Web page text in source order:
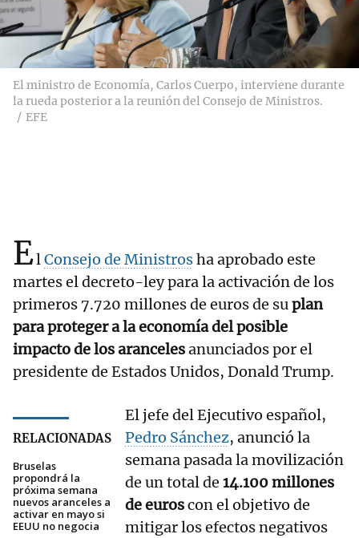
El ministro de Economía, Carlos Cuerpo, interviene durante
la rueda posterior a la reunión del Consejo de Ministros.
EFE
ElConsejo de Ministrosha aprobado este
martes el decreto-ley para la activación de los
primeros 7.720 millones de euros de suplan
para proteger a la economía del posible
impacto de los arancelesanunciados por el
presidente de Estados Unidos, Donald Trump.
RELACIONADAS
Bruselas
propondrá la
próxima semana
nuevos aranceles a
activar en mayo si
EEUU no negocia
El jefe del Ejecutivo español,
Pedro Sánchez, anunció la
semana pasada la movilización
de un total de 14.100 millones
de euroscon el objetivo de
mitigar los efectos negativos